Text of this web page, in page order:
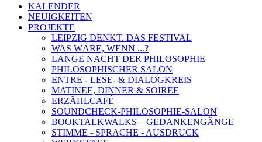
KALENDER
NEUIGKEITEN
PROJEKTE
LEIPZIG DENKT. DAS FESTIVAL
WAS WÄRE, WENN ...?
LANGE NACHT DER PHILOSOPHIE
PHILOSOPHISCHER SALON
ENTRE - LESE- & DIALOGKREIS
MATINEE, DINNER & SOIREE
ERZÄHLCAFÉ
SOUNDCHECK-PHILOSOPHIE-SALON
BOOKTALKWALKS – GEDANKENGÄNGE
STIMME - SPRACHE - AUSDRUCK